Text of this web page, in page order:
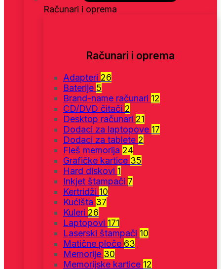
Računari i oprema
Računari i oprema
Adapteri 26
Baterije 5
Brand-name računari 12
CD/DVD čitači 2
Desktop računari 21
Dodaci za laptopove 17
Dodaci za tablete 2
Fleš memorija 24
Grafičke kartice 35
Hard diskovi 1
Inkjet štampači 7
Kertridži 10
Kućišta 37
Kuleri 26
Laptopovi 171
Laserski štampači 10
Matične ploče 63
Memorije 30
Memorijske kartice 12